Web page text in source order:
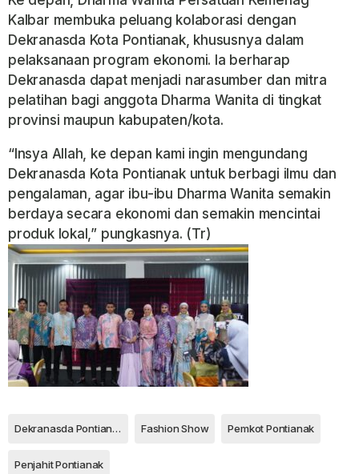
Kalbar membuka peluang kolaborasi dengan
Dekranasda Kota Pontianak, khususnya dalam
pelaksanaan program ekonomi. Ia berharap
Dekranasda dapat menjadi narasumber dan mitra
pelatihan bagi anggota Dharma Wanita di tingkat
provinsi maupun kabupaten/kota.
“Insya Allah, ke depan kami ingin mengundang
Dekranasda Kota Pontianak untuk berbagi ilmu dan
pengalaman, agar ibu-ibu Dharma Wanita semakin
berdaya secara ekonomi dan semakin mencintai
produk lokal,” pungkasnya. (Tr)
Dekranasda Pontianak Fashion Show Pemkot Pontianak
Penjahit Pontianak